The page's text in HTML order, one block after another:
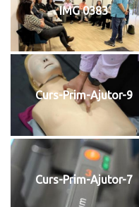
IMG 0383
Curs-Prim-Ajutor-9
Curs-Prim-Ajutor-7